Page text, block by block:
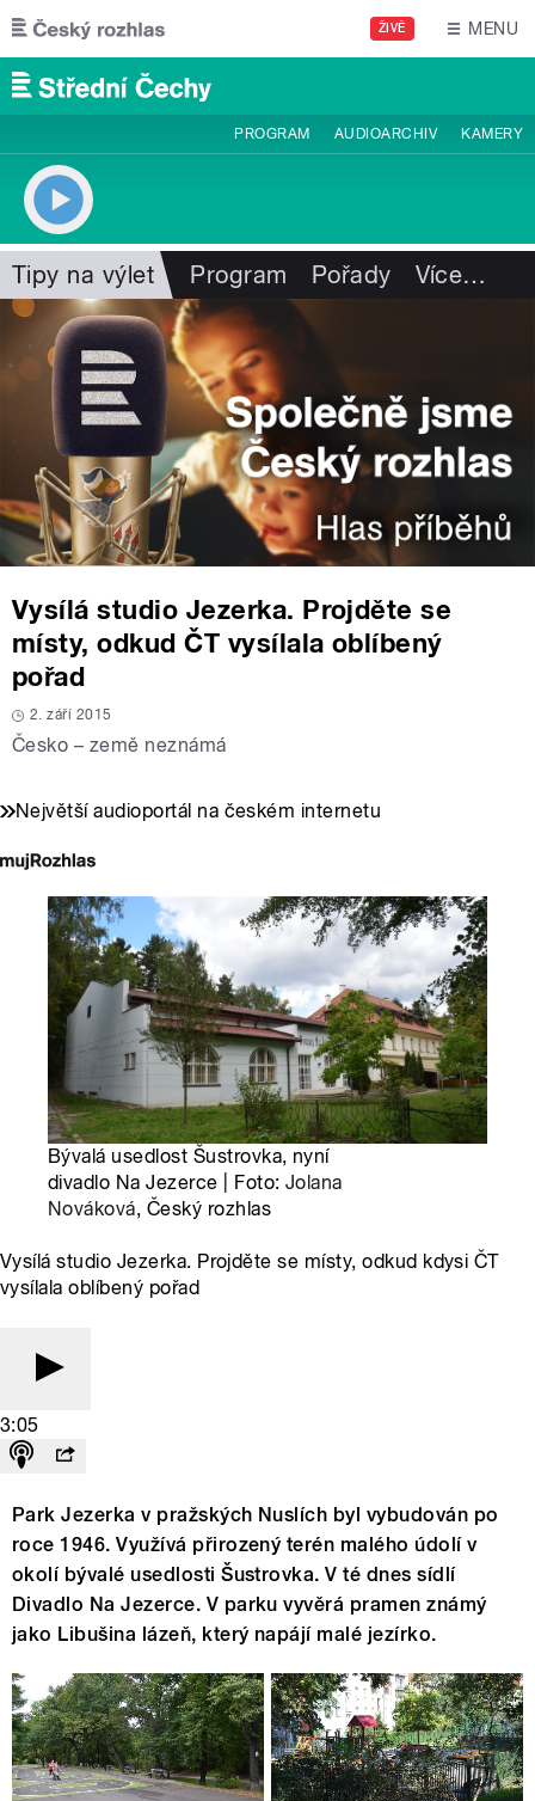
Přejít k hlavnímu obsahu
ŽIVĚ MENU
PROGRAM AUDIOARCHIV KAMERY
Tipy na výlet Program Pořady Více…
Vysílá studio Jezerka. Projděte se
místy, odkud ČT vysílala oblíbený
pořad
2. září 2015
Česko – země neznámá
Největší audioportál na českém internetu
Bývalá usedlost Šustrovka, nyní
divadlo Na Jezerce | Foto: Jolana
Nováková, Český rozhlas
Vysílá studio Jezerka. Projděte se místy, odkud kdysi ČT
vysílala oblíbený pořad
3:05
Park Jezerka v pražských Nuslích byl vybudován po
roce 1946. Využívá přirozený terén malého údolí v
okolí bývalé usedlosti Šustrovka. V té dnes sídlí
Divadlo Na Jezerce. V parku vyvěrá pramen známý
jako Libušina lázeň, který napájí malé jezírko.